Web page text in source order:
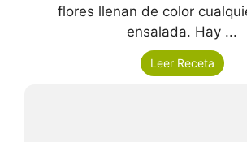
flores llenan de color
ensalada. Hay ...
Leer Receta